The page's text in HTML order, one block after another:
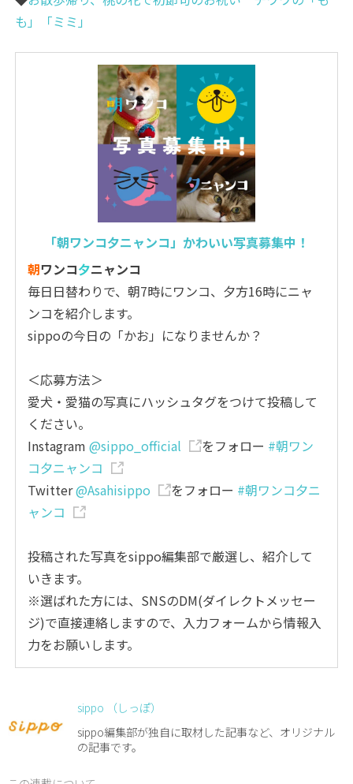
も」「ミミ」
「朝ワンコ夕ニャンコ」かわいい写真募集中！
朝ワンコ夕ニャンコ
毎日日替わりで、朝7時にワンコ、夕方16時にニャ
ンコを紹介します。
sippoの今日の「かお」になりませんか？
＜応募方法＞
愛犬・愛猫の写真にハッシュタグをつけて投稿して
ください。
Instagram@sippo_official をフォロー #朝ワン
コ夕ニャンコ
Twitter@Asahisippo をフォロー #朝ワンコ夕ニ
ャンコ
投稿された写真をsippo編集部で厳選し、紹介して
いきます。
※選ばれた方には、SNSのDM(ダイレクトメッセー
ジ)で直接連絡しますので、入力フォームから情報入
力をお願いします。
sippo （しっぽ）
sippo編集部が独自に取材した記事など、オリジナル
の記事です。